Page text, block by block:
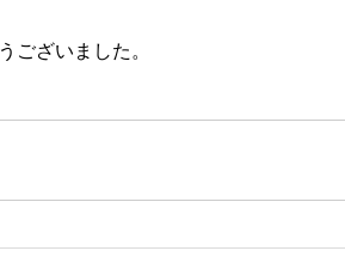
ございました。